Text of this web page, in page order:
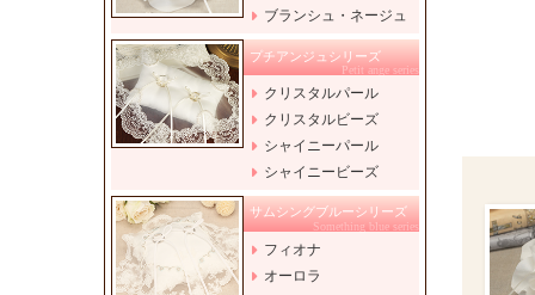
ブランシュ・ネージュ
プチアンジュシリーズ
Petit ange series
クリスタルパール
クリスタルビーズ
シャイニーパール
シャイニービーズ
サムシングブルーシリーズ
Something blue series
フィオナ
オーロラ